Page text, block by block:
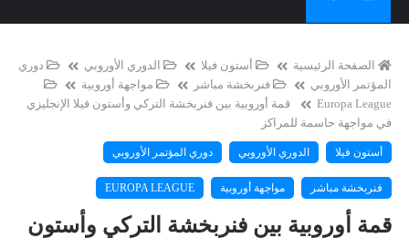
الصفحة الرئيسية أستون فيلا الدوري الأوروبي
دوري
المؤتمر الأوروبي
فنربخشة مباشر
مواجهة أوروبية
Europa League
قمة أوروبية بين فنربخشة التركي وأستون فيلا الإنجليزي
في مواجهة حاسمة للمراكز
أستون فيلا الدوري الأوروبي دوري المؤتمر الأوروبي
فنربخشة مباشر مواجهة أوروبية EUROPA LEAGUE
قمة أوروبية بين فنربخشة التركي وأستون